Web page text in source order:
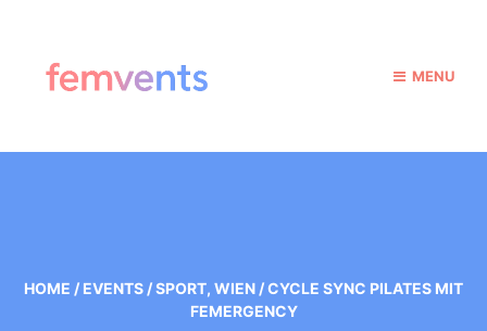
MENU
HOME / EVENTS /SPORT, WIEN /CYCLE SYNC PILATES MIT
FEMERGENCY